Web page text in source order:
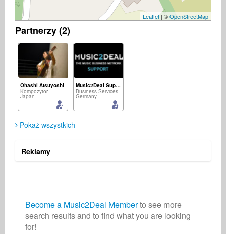
Leaflet | ©OpenStreetMap
Partnerzy (2)
Ohashi Atsuyoshi
Kompozytor
Japan
Music2Deal Support
Business Services
Germany
Pokaż wszystkich
Reklamy
Become a Music2Deal Memberto see more
search results and to find what you are looking
for!